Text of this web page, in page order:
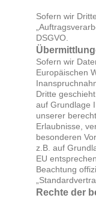
Sofern wir
DSGVO.
Sofern wir
Europäischen
Dritte
auf Grundlage
unserer
Erlaubnisse,
besonderen
z.B. auf
EU
Beachtung
Rechte der